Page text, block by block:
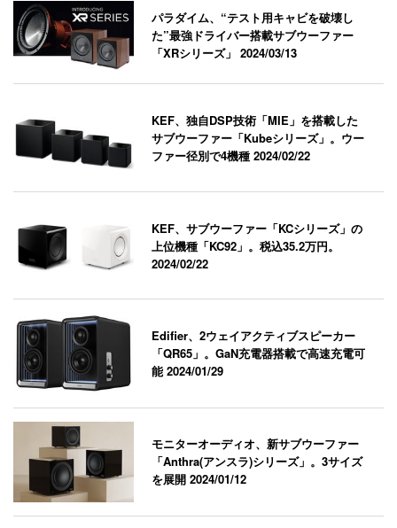
パラダイム、“テスト用キャビを破壊し
た”最強ドライバー搭載サブウーファー
「XRシリーズ」2024/03/13
KEF、独自DSP技術「MIE」を搭載した
サブウーファー「Kubeシリーズ」。ウー
ファー径別で4機種2024/02/22
KEF、サブウーファー「KCシリーズ」の
上位機種「KC92」。税込35.2万円。
2024/02/22
Edifier、2ウェイアクティブスピーカー
「QR65」。GaN充電器搭載で高速充電可
能2024/01/29
モニターオーディオ、新サブウーファー
「Anthra(アンスラ)シリーズ」。3サイズ
を展開2024/01/12